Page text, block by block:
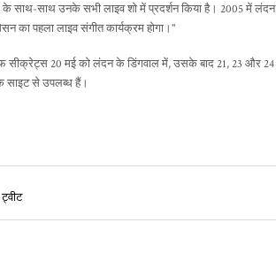
के साथ-साथ उनके सभी लाइव शो में प्रदर्शन किया है। 2005 में
का पहला लाइव संगीत कार्यक्रम होगा।"
20 मई को लंदन के डिंगवाल में, उसके बाद 21, 23 और 24
साइट से उपलब्ध हैं।
ट्वीट